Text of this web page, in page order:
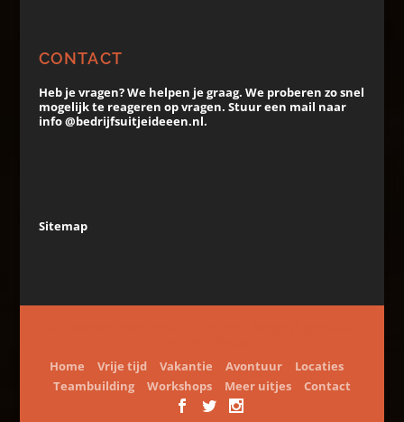
CONTACT
Heb je vragen? We helpen je graag. We proberen zo snel
mogelijk te reageren op vragen. Stuur een mail naar
info @bedrijfsuitjeideeen.nl.
Sitemap
Home
Vrije tijd Vakantie Avontuur
Locaties
Teambuilding
Workshops Meer uitjes Contact